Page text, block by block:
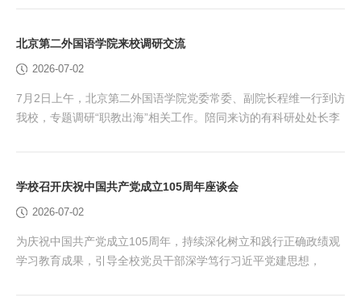
提能、育人提效，圆满完成各项任务。 田红芳欢迎会上讲话 7月3
日下午，学校在厚德楼228会议室隆重召开援疆干...
北京第二外国语学院来校调研交流
2026-07-02
7月2日上午，北京第二外国语学院党委常委、副院长程维一行到访
我校，专题调研“职教出海”相关工作。陪同来访的有科研处处长李
举行，由我校党委常委、副院长高世吉主持。双方围绕职业教育国
际化建设、“职教出海”实践路径深入开展交流研讨...
学校召开庆祝中国共产党成立105周年座谈会
2026-07-02
为庆祝中国共产党成立105周年，持续深化树立和践行正确政绩观
学习教育成果，引导全校党员干部深学笃行习近平党建思想，